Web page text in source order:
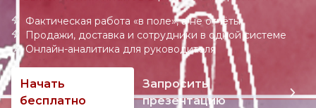
Фактическая работа «в поле», а не отчёты
Продажи, доставка и сотрудники в одной системе
Онлайн-аналитика для руководителя
Начать
бесплатно
Запросить
презентацию